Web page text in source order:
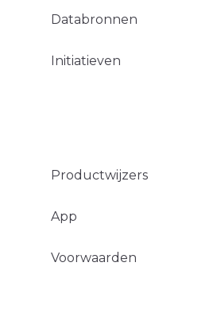
Databronnen
Initiatieven
Productwijzers
App
Voorwaarden